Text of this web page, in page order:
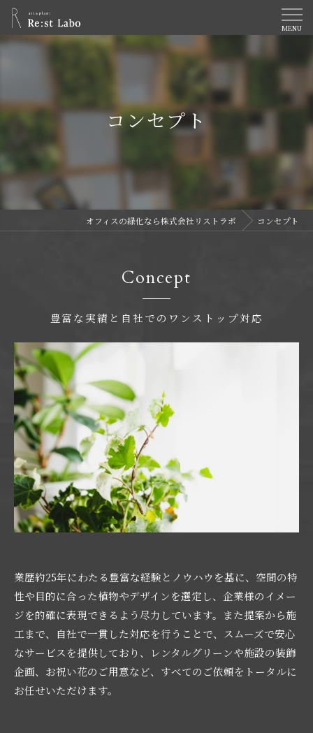
コンセプト
オフィスの緑化なら株式会社リストラボ コンセプト
豊富な実績と自社でのワンストップ対応
Concept
業歴約25年にわたる豊富な経験とノウハウを基に、空間の特
性や目的に合った植物やデザインを選定し、企業様のイメー
ジを的確に表現できるよう尽力しています。また提案から施
工まで、自社で一貫した対応を行うことで、スムーズで安心
なサービスを提供しており、レンタルグリーンや施設の装飾
企画、お祝い花のご用意など、すべてのご依頼をトータルに
お任せいただけます。